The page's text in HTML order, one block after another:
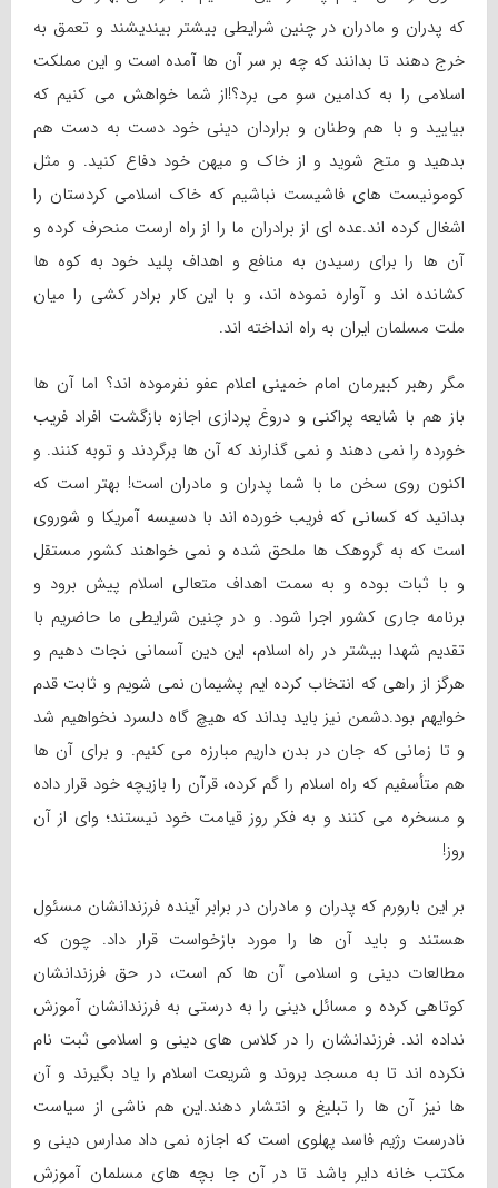
که پدران و مادران در چنین شرایطی بیشتر بیندیشند و تعمق به
خرج دهند تا بدانند که چه بر سر آن ها آمده است و این مملکت
اسلامی را به کدامین سو می برد؟!از شما خواهش می کنیم که
بیایید و با هم وطنان و براردان دینی خود دست به دست هم
بدهید و متح شوید و از خاک و میهن خود دفاع کنید. و مثل
کومونیست های فاشیست نباشیم که خاک اسلامی کردستان را
اشغال کرده اند.عده ای از برادران ما را از راه ارست منحرف کرده و
آن ها را برای رسیدن به منافع و اهداف پلید خود به کوه ها
کشانده اند و آواره نموده اند، و با این کار برادر کشی را میان
ملت مسلمان ایران به راه انداخته اند.
مگر رهبر کبیرمان امام خمینی اعلام عفو نفرموده اند؟ اما آن ها
باز هم با شایعه پراکنی و دروغ پردازی اجازه بازگشت افراد فریب
خورده را نمی دهند و نمی گذارند که آن ها برگردند و توبه کنند. و
اکنون روی سخن ما با شما پدران و مادران است! بهتر است که
بدانید که کسانی که فریب خورده اند با دسیسه آمریکا و شوروی
است که به گروهک ها ملحق شده و نمی خواهند کشور مستقل
و با ثبات بوده و به سمت اهداف متعالی اسلام پیش برود و
برنامه جاری کشور اجرا شود. و در چنین شرایطی ما حاضریم با
تقدیم شهدا بیشتر در راه اسلام، این دین آسمانی نجات دهیم و
هرگز از راهی که انتخاب کرده ایم پشیمان نمی شویم و ثابت قدم
خوایهم بود.دشمن نیز باید بداند که هیچ گاه دلسرد نخواهیم شد
و تا زمانی که جان در بدن داریم مبارزه می کنیم. و برای آن ها
هم متأسفیم که راه اسلام را گم کرده، قرآن را بازیچه خود قرار داده
و مسخره می کنند و به فکر روز قیامت خود نیستند؛ وای از آن
روز!
بر این بارورم که پدران و مادران در برابر آینده فرزندانشان مسئول
هستند و باید آن ها را مورد بازخواست قرار داد. چون که
مطالعات دینی و اسلامی آن ها کم است، در حق فرزندانشان
کوتاهی کرده و مسائل دینی را به درستی به فرزندانشان آموزش
نداده اند. فرزندانشان را در کلاس های دینی و اسلامی ثبت نام
نکرده اند تا به مسجد بروند و شریعت اسلام را یاد بگیرند و آن
ها نیز آن ها را تبلیغ و انتشار دهند.این هم ناشی از سیاست
نادرست رژیم فاسد پهلوی است که اجازه نمی داد مدارس دینی و
مکتب خانه دایر باشد تا در آن جا بچه های مسلمان آموزش